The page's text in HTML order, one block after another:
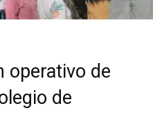
operativo de
de